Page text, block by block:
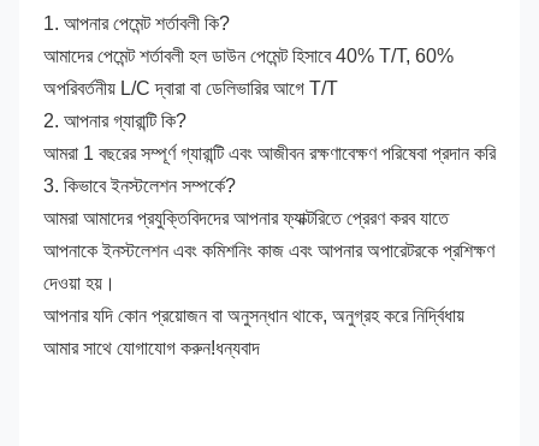
1. আপনার পেমেন্ট শর্তাবলী কি?
আমাদের পেমেন্ট শর্তাবলী হল ডাউন পেমেন্ট হিসাবে 40% T/T, 60%
অপরিবর্তনীয় L/C দ্বারা বা ডেলিভারির আগে T/T
2. আপনার গ্যারান্টি কি?
আমরা 1 বছরের সম্পূর্ণ গ্যারান্টি এবং আজীবন রক্ষণাবেক্ষণ পরিষেবা প্রদান করি
3. কিভাবে ইনস্টলেশন সম্পর্কে?
আমরা আমাদের প্রযুক্তিবিদদের আপনার ফ্যাক্টরিতে প্রেরণ করব যাতে
আপনাকে ইনস্টলেশন এবং কমিশনিং কাজ এবং আপনার অপারেটরকে প্রশিক্ষণ
দেওয়া হয়।
আপনার যদি কোন প্রয়োজন বা অনুসন্ধান থাকে, অনুগ্রহ করে নির্দ্বিধায়
আমার সাথে যোগাযোগ করুন!ধন্যবাদ